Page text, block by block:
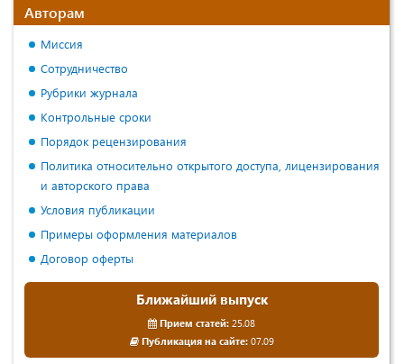
Авторам
Миссия
Сотрудничество
Рубрики журнала
Контрольные сроки
Порядок рецензирования
Политика относительно открытого доступа, лицензирования
и авторского права
Условия публикации
Примеры оформления материалов
Договор оферты
Ближайший выпуск
Прием статей: 25.08
Публикация на сайте:07.09